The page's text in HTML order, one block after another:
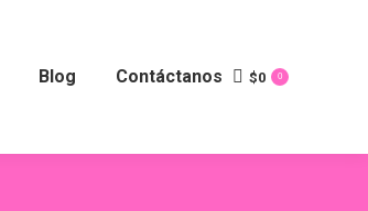
Blog Contáctanos $0 0